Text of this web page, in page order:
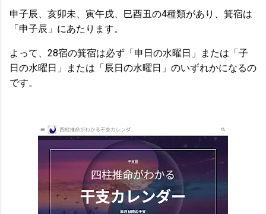
申子辰、亥卯未、寅午戌、巳酉丑の4種類があり、箕宿は
「申子辰」にあたります。
よって、28宿の箕宿は必ず「申日の水曜日」または「子
日の水曜日」または「辰日の水曜日」のいずれかになるの
です。